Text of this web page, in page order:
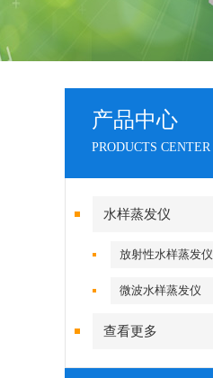
产品中心
PRODUCTS CENTER
水样蒸发仪
放射性水样蒸发仪
微波水样蒸发仪
查看更多